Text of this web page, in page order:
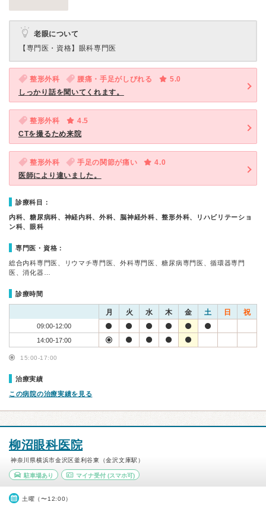
老眼について
【専門医・資格】 眼科専門医
整形外科 腰痛・手足がしびれる
5.0
しっかり話を聞いてくれます。
整形外科
4.5
CTを撮るため来院
整形外科 手足の関節が痛い
4.0
医師により違いました。
診療科目：
内科、糖尿病科、神経内科、外科、脳神経外科、整形外科、リハビリテーショ
ン科、眼科
専門医・資格：
総合内科専門医、リウマチ専門医、外科専門医、糖尿病専門医、循環器専門
医、消化器…
診療時間
月 火 水 木 金 土 日 祝
09:00-12:00
14:00-17:00
15:00-17:00
治療実績
この病院の治療実績を見る
柳沼眼科医院
神奈川県横浜市金沢区釜利谷東（金沢文庫駅）
駐車場あり マイナ受付(スマホ可)
土曜（〜12:00）